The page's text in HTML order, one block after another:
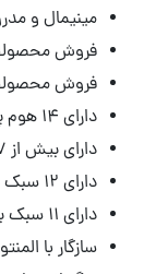
مینیمال و
فروش
فروش
دارای ۱۴ هوم پیج از پیش طراحی شده
دارای بیش از ۷ صفحه محصول
دارای ۱۲ سبک هدر
دارای ۱۱ سبک برای صفحه فروش
سازگار با